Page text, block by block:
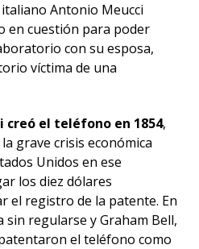
Antonio Meucci
en cuestión para poder
con su esposa,
víctima de una
creó el teléfono en 1854,
grave crisis económica
Unidos en ese
los diez dólares
el registro de la patente. En
sin regularse y Graham Bell,
el teléfono como